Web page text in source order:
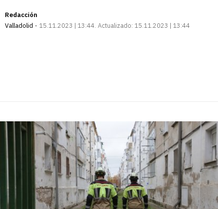
Redacción
Valladolid
15.11.2023 | 13:44 Actualizado: 15.11.2023 | 13:44